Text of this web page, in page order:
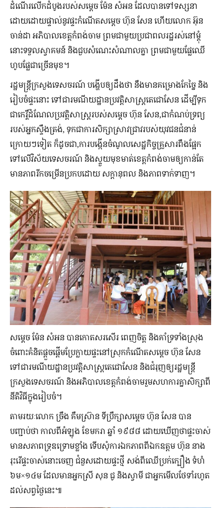
​ដំណើរ​លើក​ដំបូងរបស់​សម្ដេច​ ម៉ែន សំអន ដែល​បាន​ទៅ​ទស្សនា​
ដោយ​ដោយ​ផ្ទាល់​នូវ​ផ្ទះ​កំណើត​សម្ដេច ហ៊ុន សែន ហើយ​លោក អ៊ុន
ចាន់ដា អភិបាលខេត្ត​កំពង់ចាម ព្រម​ជាមួយប្រជាពលរដ្ឋ​​រស់នៅ​ម្ដុំ​
នោះ​​ទទួល​ស្វាគមន៍ និង​ជួបសំណេះសំណាល​គ្នា ព្រម​ជាមួយ​​ផ្លែឈើ​
ហូប​ផ្លែ​ជាច្រើន​មុខ។
រដ្ឋមន្ត្រី​ក្រសួង​ទេសចរណ៍ ​បង្ហើប​ឲ្យ​ដឹង​ថា នឹង​មាន​គម្រោង​កែច្នៃ និង​
រៀបចំ​ផ្ទះ​នោះ ទៅ​ជា​រមណីយដ្ឋាន​ប្រវត្តិសាស្ត្រ​តេជោ​សែន ដើម្បី​ទុក​
ជា​កេរ្តិ៍​ដំណែល​ប្រវត្តិសាស្ត្រ​របស់​សម្ដេច ហ៊ុន សែន,​ជា​កំណប់​ទ្រព្យ​
របស់​អ្នក​ស្ទឹង​ត្រង់, ទុក​ជា​ការ​សិក្សា​ស្រាវជ្រាវ​របស់​យុវជន​ជំនាន់​
ក្រោយ​ៗ​ទៀត ក៏ដូចជា,ការ​បង្កើន​ចំណូល​សេដ្ឋកិច្ច​គ្រួសារ​ពឹង​ផ្អែក​
ទៅ​លើ​វិស័យ​ទេសចរណ៍ និង​ស្ទួយ​មុខ​មាត់​ខេត្ត​កំពង់ចាម​ឲ្យ​កាន់តែ​
មាន​ភាព​រីកចម្រើន​ប្រកប​ដោយ សក្ដានុពល និង​ភាព​ទាក់ទាញ។
សម្ដេច ម៉ែន សំអន បាន​កោត​សរសើរ ពេញចិត្ត និង​គាំទ្រ​ទាំង​ស្រុង​
ចំពោះ​គំនិត​ផ្ដួចផ្ដើម​ប្រែក្លាយ​ផ្ទះ​នៅ​ស្រុក​កំណើត​សម្ដេច ហ៊ុន សែន
ទៅ​ជា​រមណីយដ្ឋាន​ប្រវត្តិសាស្ត្រ​តេ​ជោ​សែន និង​ជំរុញ​ឲ្យ​រដ្ឋមន្ត្រី​
ក្រសួងទេសចរណ៍ និង​អភិបាល​ខេត្ត​កំពង់ចាម​រួម​សហការ​គ្នា​សិក្សា​ពី​
នីតិវិធី​ក្នុង​រៀបចំ។
តាមរយៈ​លោក ច្រឹង គឹមស្រ៊ាន ទីប្រឹក្សា​សម្ដេច ហ៊ុន សែន បាន​
បញ្ជាប់​ថា កាលពី​អំឡុង ខែ​មករា ឆ្នាំ ១៩៨៨ ដោយ​ឃើញ​ថា​ផ្ទះ​ចាស់
មាន​សភាព​ទ្រុឌទ្រោម​ខ្លាំង ទើប​សុំ​ការ​ឯកភាព​ពី​ឯកឧត្ដម ហ៊ុន នាង
រុះរើ​ផ្ទះ​ចាស់​នោះ​ចេញ ជំនួស​ដោយ​ផ្ទះ​ថ្មី សង់​​ពី​ឈើ​ប្រក់​ក្បឿង ទំហំ
៦ម×១៤ម ដែល​មាន​អ្នក​ស្រី សុន ជូ និង​ស្វាមី ជា​អ្នក​មើល​ថែ​ទាំ​រហូត​
ដល់​សព្វ​ថ្ងៃ​នេះ៕